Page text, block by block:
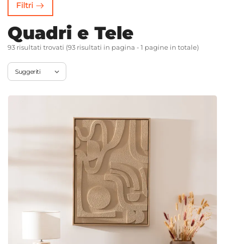
Filtri
Quadri e Tele
93 risultati trovati (93 risultati in pagina - 1 pagine in totale)